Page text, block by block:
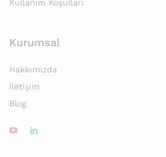
Kullanım Koşulları
Kurumsal
Hakkımızda
İletişim
Blog